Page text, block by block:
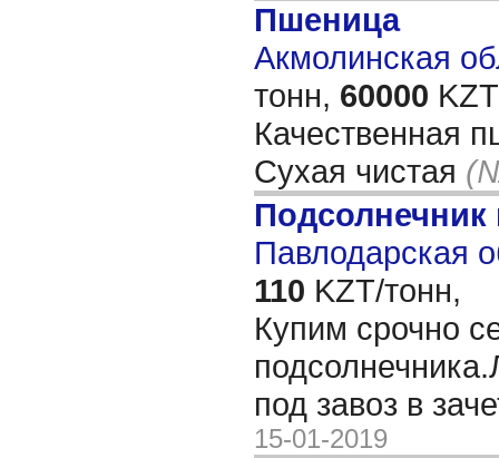
Пшеница
Акмолинская
тонн, 60000
Качественная
Сухая чистая
Павлодарская
110 KZT/тонн,
Купим срочно
под завоз в
15-01-2019